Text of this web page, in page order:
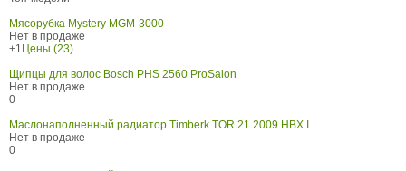
Мясорубка Mystery MGM-3000
Нет в продаже
+1 Цены (23)
Щипцы для волос Bosch PHS 2560 ProSalon
Нет в продаже
0
Маслонаполненный радиатор Timberk TOR 21.2009 HBX I
Нет в продаже
0